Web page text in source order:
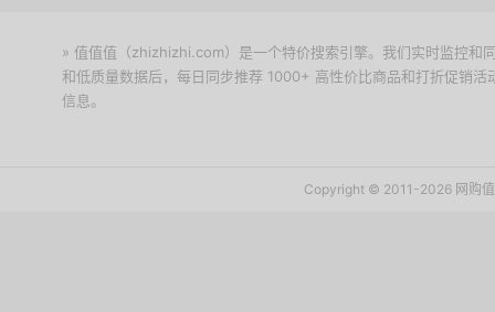
» 值值值（zhizhizhi.com）是一个特价搜索引擎。我们实时监控和
和低质量数据后，每日同步推荐 1000+ 高性价比商品和打折促销
信息。
Copyright © 2011-2026 网购